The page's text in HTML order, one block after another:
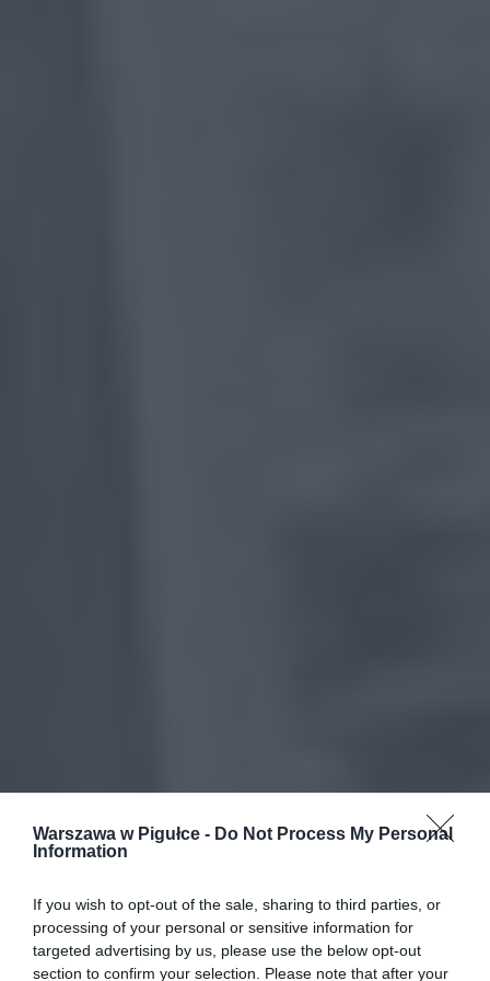
Warszawa w Pigułce - Do Not Process My Personal
Information
If you wish to opt-out of the sale, sharing to third parties, or
processing of your personal or sensitive information for
targeted advertising by us, please use the below opt-out
section to confirm your selection. Please note that after your